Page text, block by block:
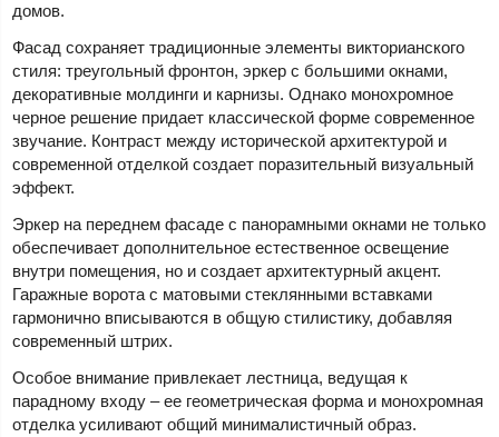
домов.
Фасад сохраняет традиционные элементы викторианского
стиля: треугольный фронтон, эркер с большими окнами,
декоративные молдинги и карнизы. Однако монохромное
черное решение придает классической форме современное
звучание. Контраст между исторической архитектурой и
современной отделкой создает поразительный визуальный
эффект.
Эркер на переднем фасаде с панорамными окнами не только
обеспечивает дополнительное естественное освещение
внутри помещения, но и создает архитектурный акцент.
Гаражные ворота с матовыми стеклянными вставками
гармонично вписываются в общую стилистику, добавляя
современный штрих.
Особое внимание привлекает лестница, ведущая к
парадному входу – ее геометрическая форма и монохромная
отделка усиливают общий минималистичный образ.